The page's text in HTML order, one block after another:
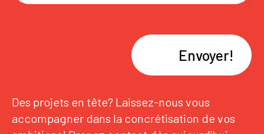
Envoyer!
Des projets en tête? Laissez-nous vous
accompagner dans la concrétisation de vos